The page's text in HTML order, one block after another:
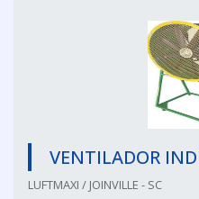
VENTILADOR
LUFTMAXI / JOINVILLE - SC